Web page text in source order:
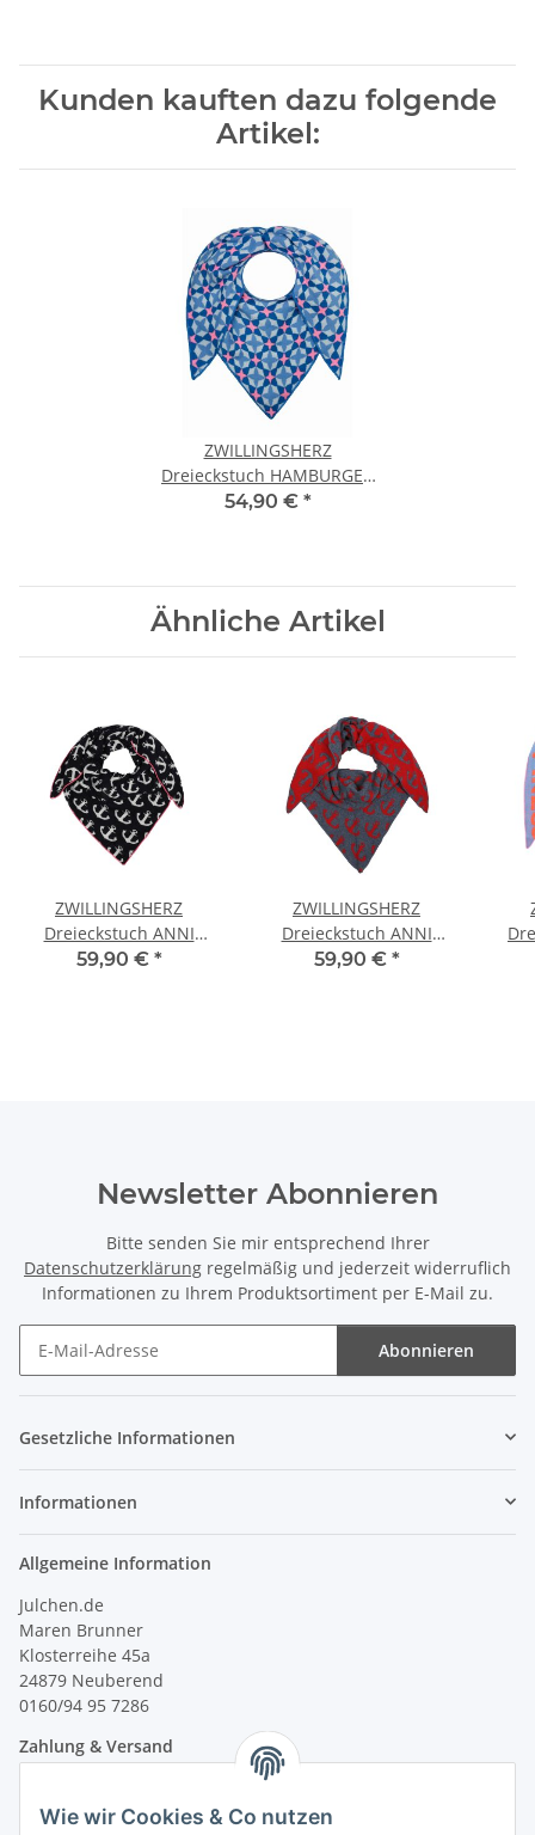
Wie wir Cookies & Co nutzen
Kunden kauften dazu folgende
Artikel:
ZWILLINGSHERZ
Dreieckstuch HAMBURGER
STERN mit Baumwolle - Blau
54,90 € *
Ähnliche Artikel
ZWILLINGSHERZ
Dreieckstuch ANNI
Anker DUNKELBLAU
59,90 € *
ZWILLINGSHERZ
Dreieckstuch ANNI
Anker blau-rot
59,90 € *
Newsletter Abonnieren
Bitte senden Sie mir entsprechend Ihrer
Datenschutzerklärung regelmäßig und jederzeit widerruflich
Informationen zu Ihrem Produktsortiment per E-Mail zu.
Abonnieren
Gesetzliche Informationen
Informationen
Allgemeine Information
Julchen.de
Maren Brunner
Klosterreihe 45a
24879 Neuberend
0160/94 95 7286
Zahlung & Versand